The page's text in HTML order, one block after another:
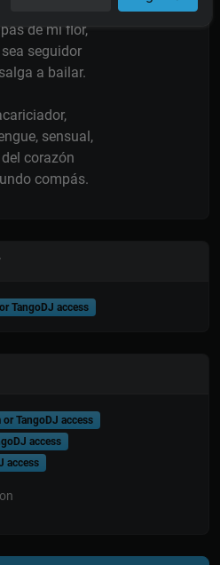
de mi flor,
seguidor
a bailar.
sensual,
corazón
compás.
TangoDJ access
or TangoDJ access
access
access